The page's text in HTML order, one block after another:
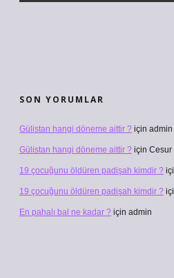
SON YORUMLAR
Gülistan hangi döneme aittir ? için admin
Gülistan hangi döneme aittir ? için Cesur
19 çocuğunu öldüren padişah kimdir ?
19 çocuğunu öldüren padişah kimdir ?
En pahalı bal ne kadar ? için admin